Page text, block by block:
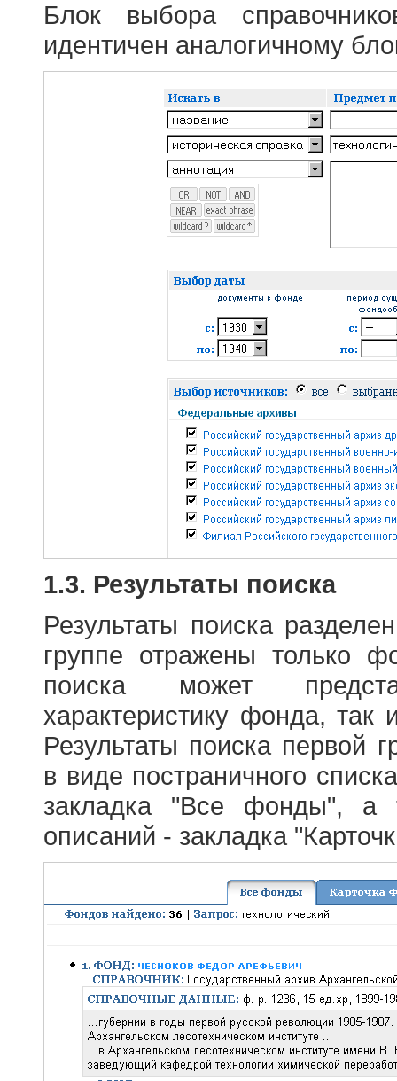
Блок выбора
идентичен аналогичному
1.3. Результаты поиска
Результаты поиска
группе отражены только
поиска может
характеристику фонда,
Результаты поиска первой
в виде постраничного
закладка "Все фонды", а
описаний - закладка